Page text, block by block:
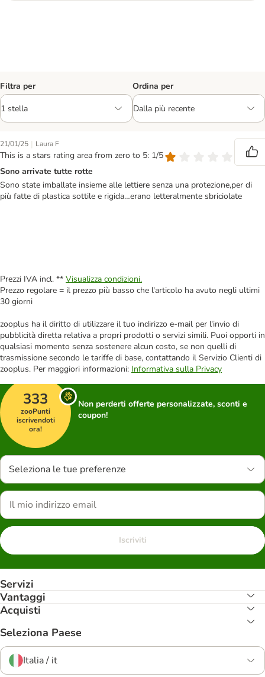
Filtra per Ordina per
21/01/25 | Laura F
This is a stars rating area from zero to 5: 1/5
Sono arrivate tutte rotte
Sono state imballate insieme alle lettiere senza una protezione,per di
più fatte di plastica sottile e rigida…erano letteralmente sbriciolate
Prezzi IVA incl. ** Visualizza condizioni.
Prezzo regolare = il prezzo più basso che l'articolo ha avuto negli ultimi
30 giorni
zooplus ha il diritto di utilizzare il tuo indirizzo e-mail per l'invio di
pubblicità diretta relativa a propri prodotti o servizi simili. Puoi opporti in
qualsiasi momento senza sostenere alcun costo, se non quelli di
trasmissione secondo le tariffe di base, contattando il Servizio Clienti di
zooplus. Per maggiori informazioni: Informativa sulla Privacy
333
zooPunti
iscrivendoti
ora!
Non perderti offerte personalizzate, sconti e
coupon!
Seleziona le tue preferenze
Iscriviti
Servizi
Vantaggi
Acquisti
Seleziona Paese
Italia / it